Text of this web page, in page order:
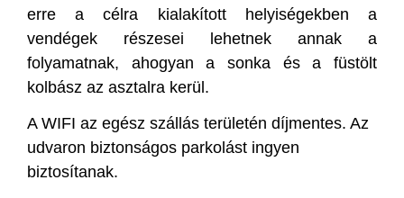
erre a célra kialakított helyiségekben a
vendégek részesei lehetnek annak a
folyamatnak, ahogyan a sonka és a füstölt
kolbász az asztalra kerül.
A WIFI az egész szállás területén díjmentes. Az
udvaron biztonságos parkolást ingyen
biztosítanak.